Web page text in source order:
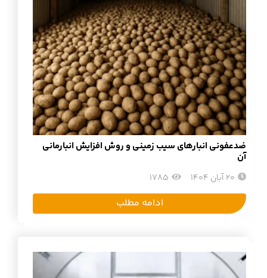
ضدعفونی انبارهای سیب زمینی و روش افزایش انبارمانی
آن
20 آبان 1404 1785
ادامه مطلب